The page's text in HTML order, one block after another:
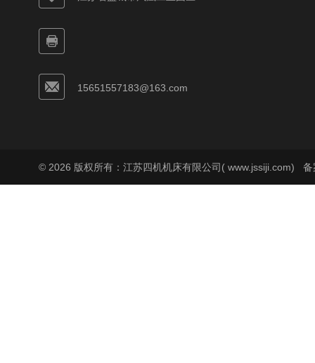
15651557183@163.com
© 2026 版权所有：江苏四机机床有限公司( www.jssiji.com) 备